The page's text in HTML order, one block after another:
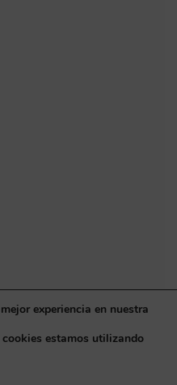
experiencia en nuestra
estamos utilizando